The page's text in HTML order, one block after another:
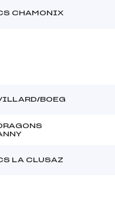
CHAMONIX
BOEG
LA CLUSAZ